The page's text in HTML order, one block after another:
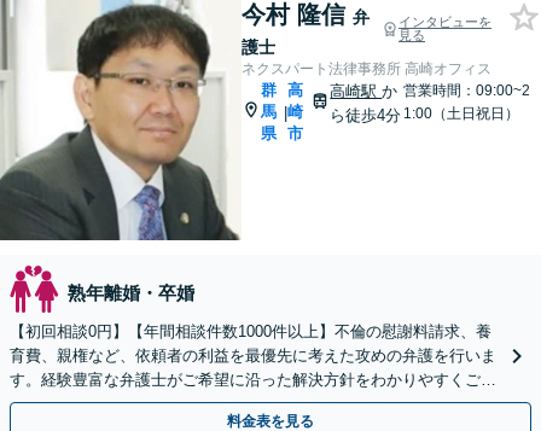
今村 隆信 弁
護士
インタビューを
見る
ネクスパート法律事務所 高崎オフィス
群
馬
県
|
高
崎
市
高崎駅か
ら徒歩4分
営業時間：09:00~2
1:00（土日祝日）
熟年離婚・卒婚
【初回相談0円】【年間相談件数1000件以上】不倫の慰謝料請求、養
育費、親権など、依頼者の利益を最優先に考えた攻めの弁護を行いま
す。経験豊富な弁護士がご希望に沿った解決方針をわかりやすくご提
案します。お気軽にお問合せ下さい。
料金表を見る